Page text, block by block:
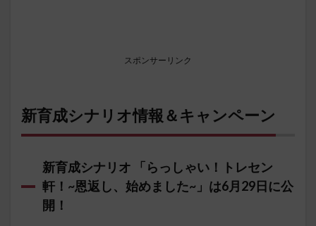
スポンサーリンク
新育成シナリオ情報＆キャンペーン
新育成シナリオ 「らっしゃい！トレセン
軒！~恩返し、始めました~」は6月29日に公
開！